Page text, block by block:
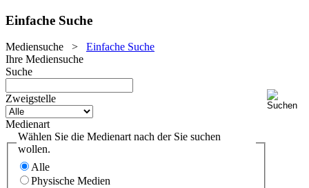
Einfache Suche
Mediensuche > Einfache Suche
Ihre Mediensuche
Suche
Zweigstelle
Medienart
Wählen Sie die Medienart nach der Sie suchen
wollen.
Alle
Physische Medien